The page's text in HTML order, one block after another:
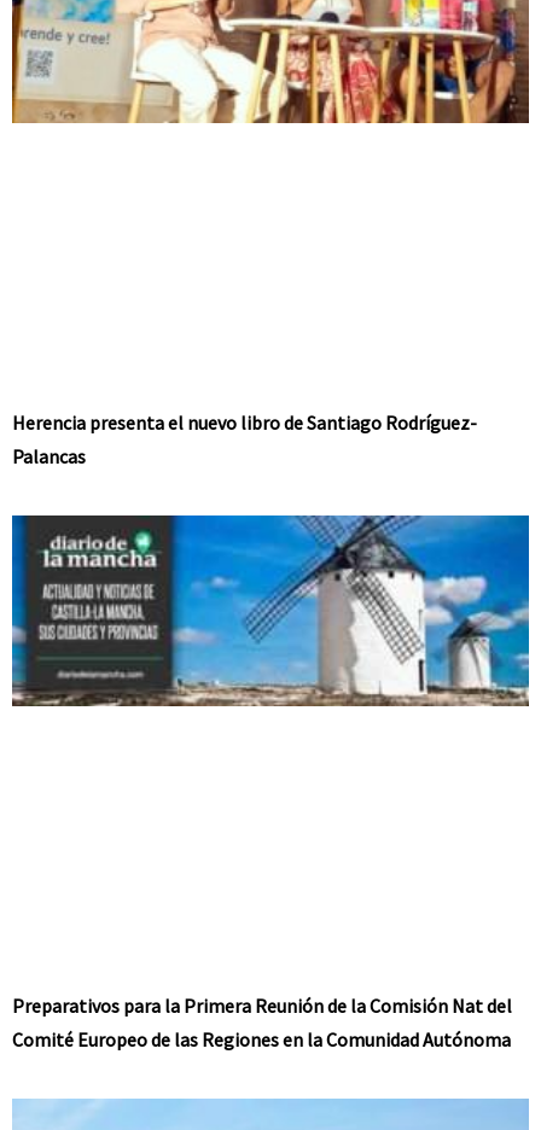
Herencia presenta el nuevo libro de Santiago Rodríguez-
Palancas
Preparativos para la Primera Reunión de la Comisión Nat del
Comité Europeo de las Regiones en la Comunidad Autónoma